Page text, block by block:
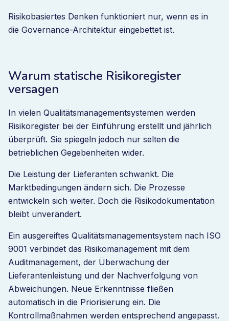
Risikobasiertes Denken funktioniert nur, wenn es in
die Governance-Architektur eingebettet ist.
Warum statische Risikoregister
versagen
In vielen Qualitätsmanagementsystemen werden
Risikoregister bei der Einführung erstellt und jährlich
überprüft. Sie spiegeln jedoch nur selten die
betrieblichen Gegebenheiten wider.
Die Leistung der Lieferanten schwankt. Die
Marktbedingungen ändern sich. Die Prozesse
entwickeln sich weiter. Doch die Risikodokumentation
bleibt unverändert.
Ein ausgereiftes Qualitätsmanagementsystem nach ISO
9001 verbindet das Risikomanagement mit dem
Auditmanagement, der Überwachung der
Lieferantenleistung und der Nachverfolgung von
Abweichungen. Neue Erkenntnisse fließen
automatisch in die Priorisierung ein. Die
Kontrollmaßnahmen werden entsprechend angepasst.